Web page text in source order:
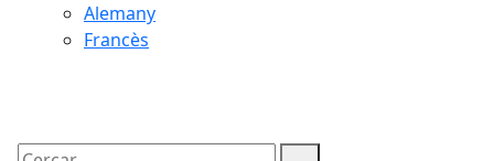
Alemany
Francès